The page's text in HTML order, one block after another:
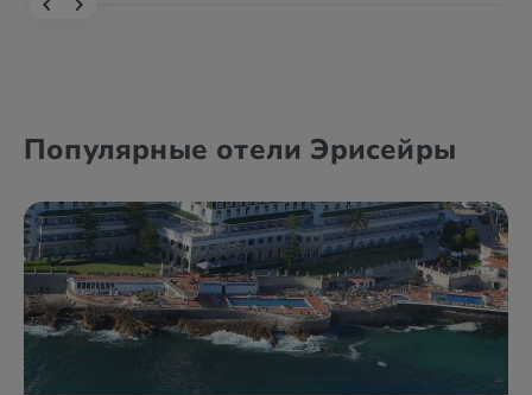
Популярные отели Эрисейры